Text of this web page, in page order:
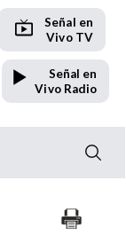
Señal en
Vivo TV
Señal en
Vivo Radio